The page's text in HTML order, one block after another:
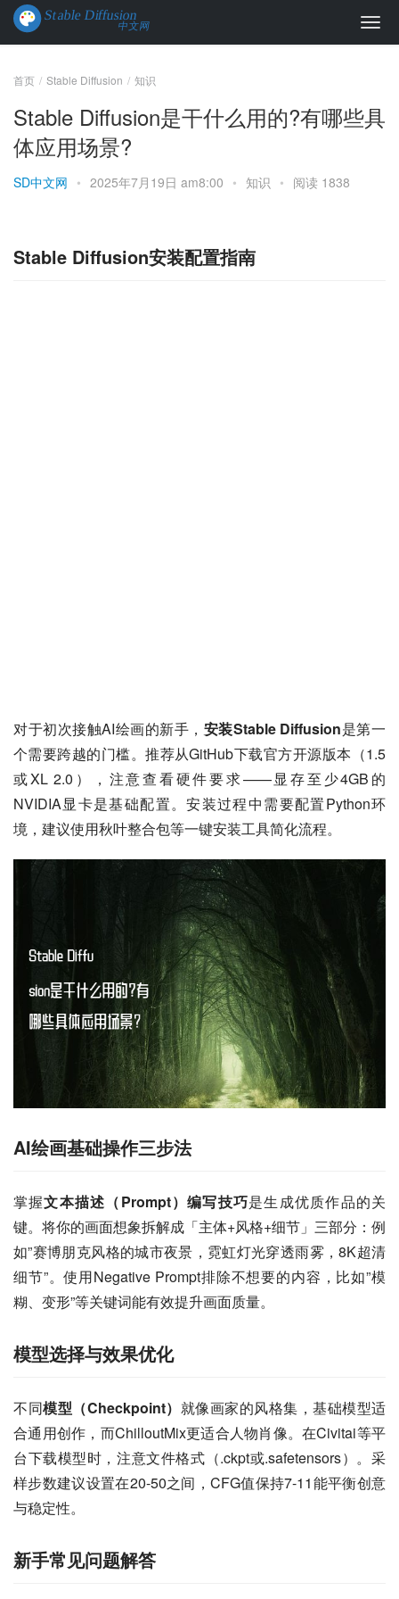
首页 Stable Diffusion 知识
Stable Diffusion是干什么用的?有哪些具
体应用场景?
SD中文网 • 2025年7月19日 am8:00 • 知识 • 阅读 1838
Stable Diffusion安装配置指南
对于初次接触AI绘画的新手， 安装Stable Diffusion是第一
个需要跨越的门槛。推荐从GitHub下载官方开源版本（1.5
或XL 2.0），注意查看硬件要求——显存至少4GB的
NVIDIA显卡是基础配置。安装过程中需要配置Python环
境，建议使用秋叶整合包等一键安装工具简化流程。
AI绘画基础操作三步法
掌握文本描述（Prompt）编写技巧是生成优质作品的关
键。将你的画面想象拆解成「主体+风格+细节」三部分：例
如”赛博朋克风格的城市夜景，霓虹灯光穿透雨雾，8K超清
细节”。使用Negative Prompt排除不想要的内容，比如”模
糊、变形”等关键词能有效提升画面质量。
模型选择与效果优化
不同模型（Checkpoint） 就像画家的风格集，基础模型适
合通用创作，而ChilloutMix更适合人物肖像。在Civitai等平
台下载模型时，注意文件格式（.ckpt或.safetensors）。采
样步数建议设置在20-50之间，CFG值保持7-11能平衡创意
与稳定性。
新手常见问题解答